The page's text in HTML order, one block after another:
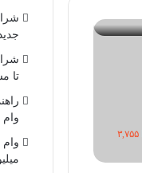
۳,۷۵۵
جدید تا ۵۰۰
تا
وام